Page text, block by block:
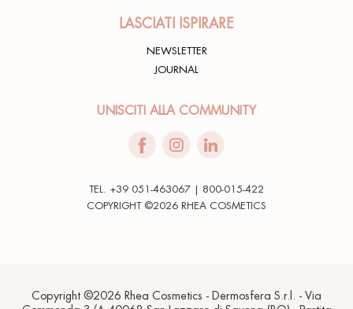
LASCIATI ISPIRARE
NEWSLETTER
JOURNAL
UNISCITI ALLA COMMUNITY
TEL. +39 051-463067 | 800-015-422
COPYRIGHT ©2026 RHEA COSMETICS
Copyright ©2026 Rhea Cosmetics - Dermosfera S.r.l. - Via